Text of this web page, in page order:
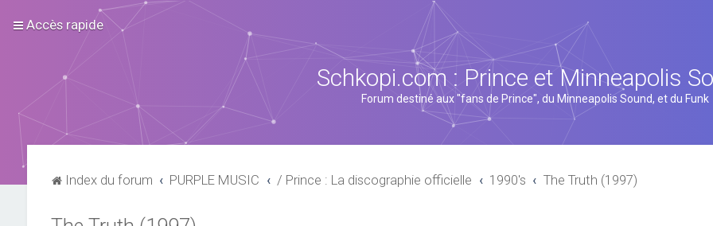
Accès rapide
Schkopi.com : Prince et Minneapolis
Forum destiné aux "fans de Prince", du Minneapolis Sound, et du Funk
Index du forum PURPLE MUSIC / Prince : La discographie officielle 1990's The Truth (1997)